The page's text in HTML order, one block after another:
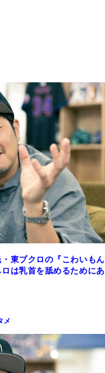
東ブクロの『こわいもん
は乳首を舐めるためにあ
メ